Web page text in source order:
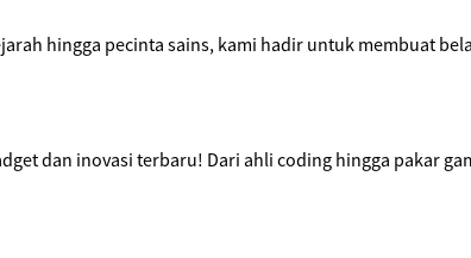
hingga pecinta sains, kami hadir untuk membuat
dan inovasi terbaru! Dari ahli coding hingga pakar